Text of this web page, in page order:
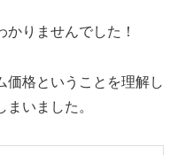
りませんでした！
価格ということを理解し
いました。